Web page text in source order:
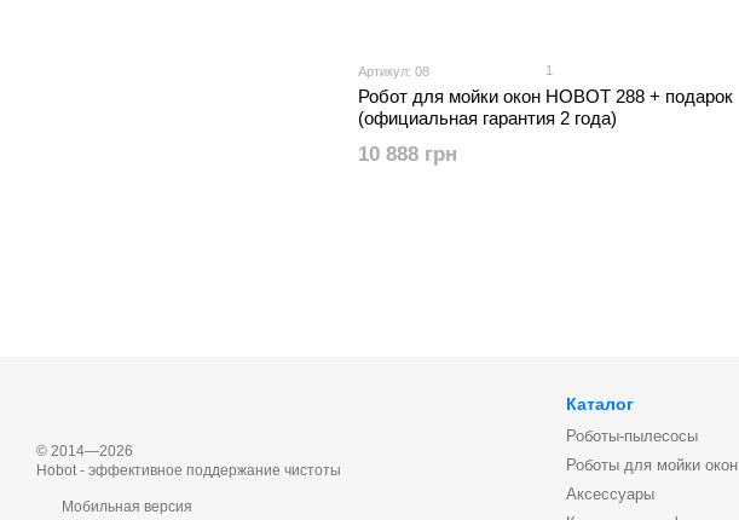
Артикул: 08 1
Робот для мойки окон HOBOT 288 + подарок
(официальная гарантия 2 года)
10 888 грн
© 2014—2026
Hobot - эффективное поддержание чистоты
Мобильная версия
Каталог
Роботы-пылесосы
Роботы для мойки окон
Аксессуары